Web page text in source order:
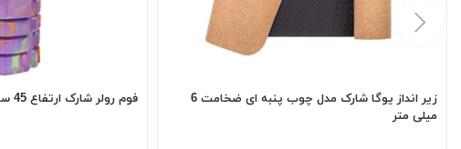
زیر انداز یوگا شارک مدل چوب پنبه ای ضخامت 6
میلی متر
فوم رولر شارک ارتفاع 45 سانتی متر